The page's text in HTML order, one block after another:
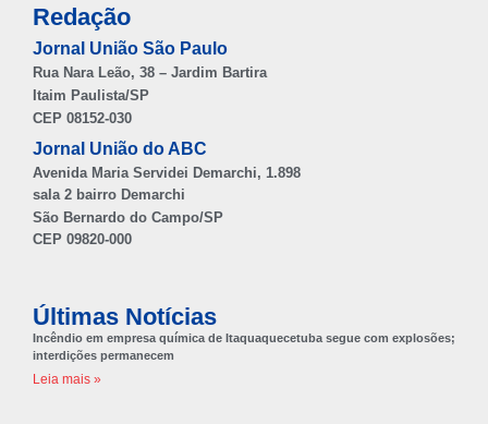
Redação
Jornal União São Paulo
Rua Nara Leão, 38 – Jardim Bartira
Itaim Paulista/SP
CEP 08152-030
Jornal União do ABC
Avenida Maria Servidei Demarchi, 1.898
sala 2 bairro Demarchi
São Bernardo do Campo/SP
CEP 09820-000
Últimas Notícias
Incêndio em empresa química de Itaquaquecetuba segue com explosões;
interdições permanecem
Leia mais »